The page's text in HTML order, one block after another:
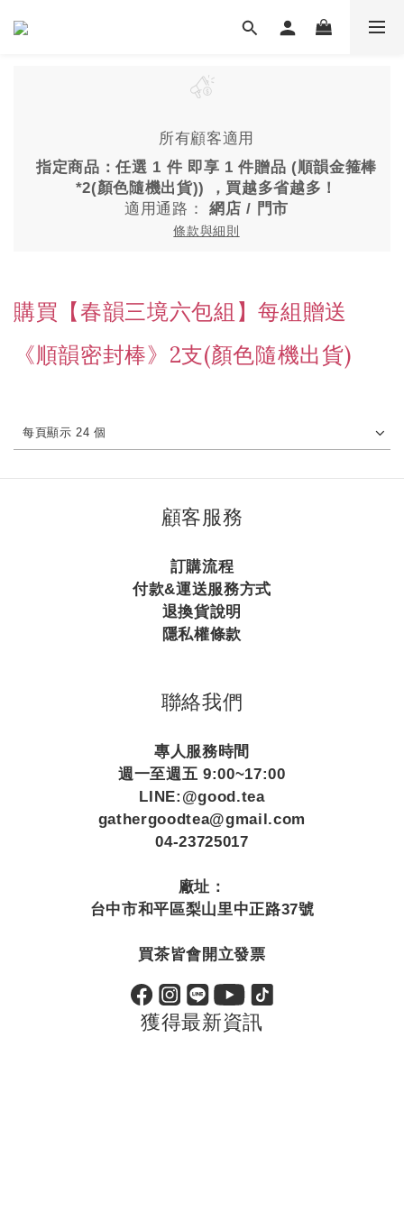
所有顧客適用
指定商品：任選 1 件 即享 1 件贈品 (順韻金箍棒
*2(顏色隨機出貨)) ，買越多省越多！
適用通路：網店 / 門市
條款與細則
購買【春韻三境六包組】每組贈送
《順韻密封棒》2支(顏色隨機出貨)
每頁顯示 24 個
顧客服務
訂購流程
付款&運送服務方式
退換貨說明
隱私權條款
聯絡我們
專人服務時間
週一至週五 9:00~17:00
LINE:@good.tea
gathergoodtea@gmail.com
04-23725017
廠址：
台中市和平區梨山里中正路37號
買茶皆會開立發票
獲得最新資訊